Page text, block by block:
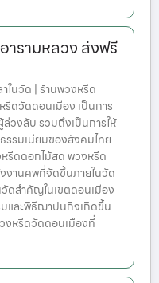
ารามหลวง ส่งฟรี
ในวัด | ร้านพวงหรีด
ดวัดดอนเมือง เป็นการ
วงลับ รวมถึงเป็นการให้
รรมเนียมของสังคมไทย
รีดดอกไม้สด พวงหรีด
งานศพที่จัดขึ้นภายในวัด
ดสำคัญในเขตดอนเมือง
และพิธีฌาปนกิจเกิดขึ้น
งหรีดวัดดอนเมืองที่